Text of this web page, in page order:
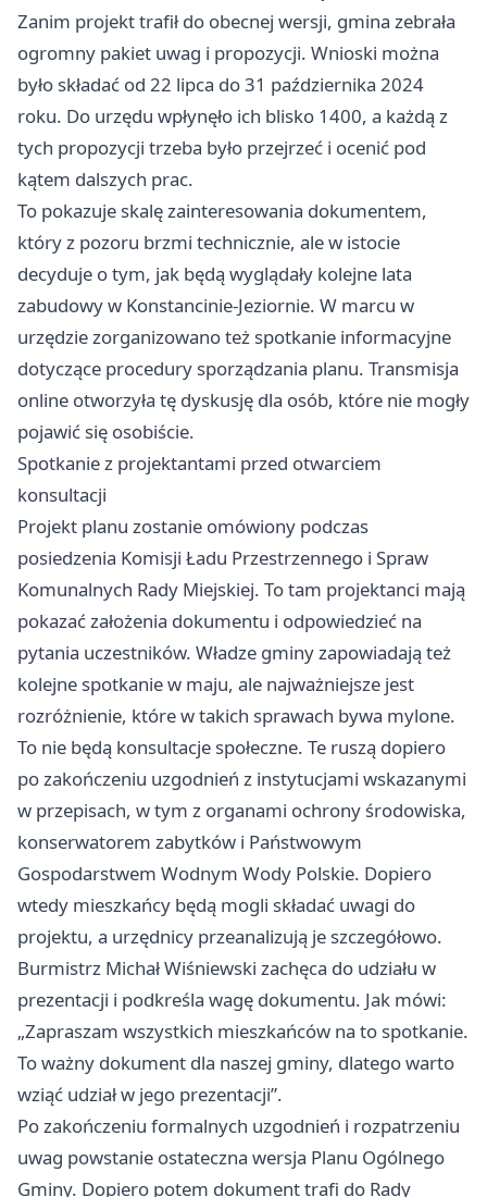
Zanim projekt trafił do obecnej wersji, gmina zebrała
ogromny pakiet uwag i propozycji. Wnioski można
było składać od 22 lipca do 31 października 2024
roku. Do urzędu wpłynęło ich blisko 1400, a każdą z
tych propozycji trzeba było przejrzeć i ocenić pod
kątem dalszych prac.
To pokazuje skalę zainteresowania dokumentem,
który z pozoru brzmi technicznie, ale w istocie
decyduje o tym, jak będą wyglądały kolejne lata
zabudowy w Konstancinie-Jeziornie. W marcu w
urzędzie zorganizowano też spotkanie informacyjne
dotyczące procedury sporządzania planu. Transmisja
online otworzyła tę dyskusję dla osób, które nie mogły
pojawić się osobiście.
Spotkanie z projektantami przed otwarciem
konsultacji
Projekt planu zostanie omówiony podczas
posiedzenia Komisji Ładu Przestrzennego i Spraw
Komunalnych Rady Miejskiej. To tam projektanci mają
pokazać założenia dokumentu i odpowiedzieć na
pytania uczestników. Władze gminy zapowiadają też
kolejne spotkanie w maju, ale najważniejsze jest
rozróżnienie, które w takich sprawach bywa mylone.
To nie będą konsultacje społeczne. Te ruszą dopiero
po zakończeniu uzgodnień z instytucjami wskazanymi
w przepisach, w tym z organami ochrony środowiska,
konserwatorem zabytków i Państwowym
Gospodarstwem Wodnym Wody Polskie. Dopiero
wtedy mieszkańcy będą mogli składać uwagi do
projektu, a urzędnicy przeanalizują je szczegółowo.
Burmistrz Michał Wiśniewski zachęca do udziału w
prezentacji i podkreśla wagę dokumentu. Jak mówi:
„Zapraszam wszystkich mieszkańców na to spotkanie.
To ważny dokument dla naszej gminy, dlatego warto
wziąć udział w jego prezentacji”.
Po zakończeniu formalnych uzgodnień i rozpatrzeniu
uwag powstanie ostateczna wersja Planu Ogólnego
Gminy. Dopiero potem dokument trafi do Rady